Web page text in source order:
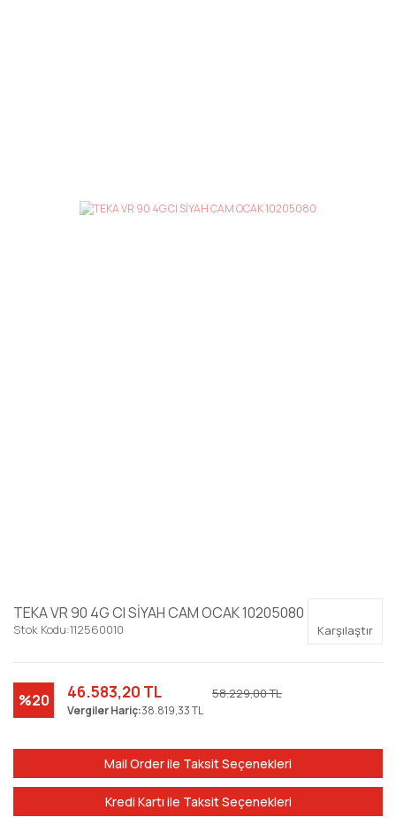
TEKA VR 90 4G CI SİYAH CAM OCAK 10205080
Stok Kodu:112560010 Karşılaştır
%20 46.583,20 TL
Vergiler Hariç:38.819,33 TL
58.229,00 TL
Mail Order ile Taksit Seçenekleri
Kredi Kartı ile Taksit Seçenekleri